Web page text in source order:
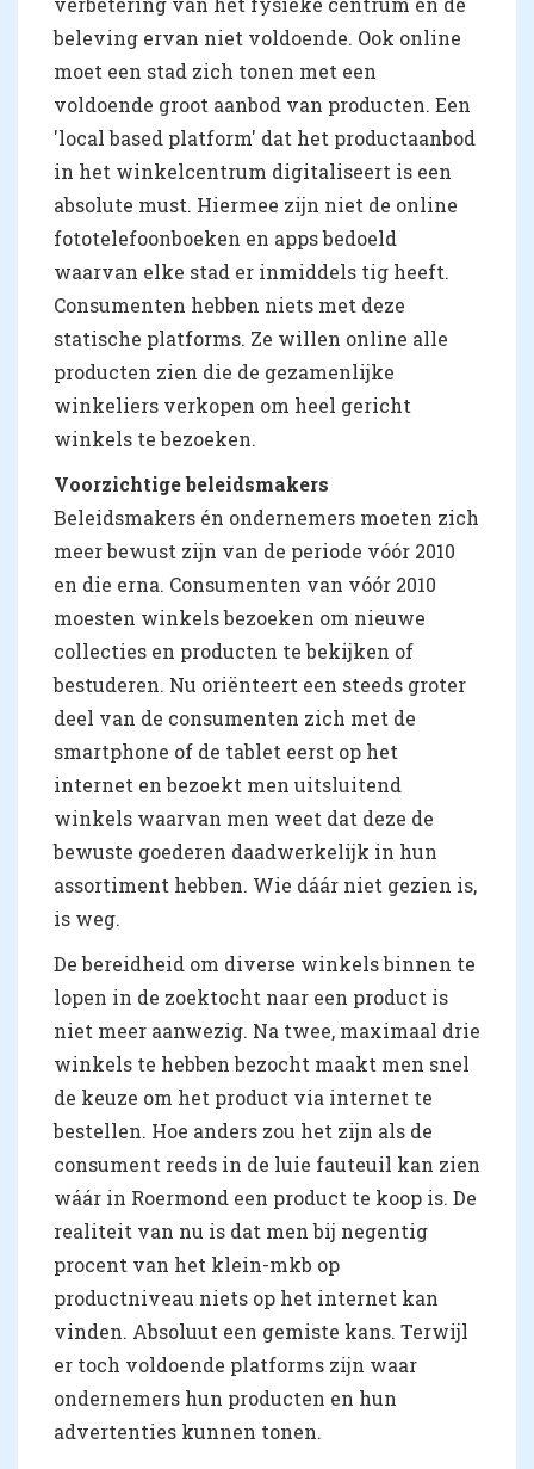
beleving ervan niet voldoende. Ook online
moet een stad zich tonen met een
voldoende groot aanbod van producten. Een
'local based platform' dat het productaanbod
in het winkelcentrum digitaliseert is een
absolute must. Hiermee zijn niet de online
fototelefoonboeken en apps bedoeld
waarvan elke stad er inmiddels tig heeft.
Consumenten hebben niets met deze
statische platforms. Ze willen online alle
producten zien die de gezamenlijke
winkeliers verkopen om heel gericht
winkels te bezoeken.
Voorzichtige beleidsmakers
Beleidsmakers én ondernemers moeten zich
meer bewust zijn van de periode vóór 2010
en die erna. Consumenten van vóór 2010
moesten winkels bezoeken om nieuwe
collecties en producten te bekijken of
bestuderen. Nu oriënteert een steeds groter
deel van de consumenten zich met de
smartphone of de tablet eerst op het
internet en bezoekt men uitsluitend
winkels waarvan men weet dat deze de
bewuste goederen daadwerkelijk in hun
assortiment hebben. Wie dáár niet gezien is,
is weg.
De bereidheid om diverse winkels binnen te
lopen in de zoektocht naar een product is
niet meer aanwezig. Na twee, maximaal drie
winkels te hebben bezocht maakt men snel
de keuze om het product via internet te
bestellen. Hoe anders zou het zijn als de
consument reeds in de luie fauteuil kan zien
wáár in Roermond een product te koop is. De
realiteit van nu is dat men bij negentig
procent van het klein-mkb op
productniveau niets op het internet kan
vinden. Absoluut een gemiste kans. Terwijl
er toch voldoende platforms zijn waar
ondernemers hun producten en hun
advertenties kunnen tonen.